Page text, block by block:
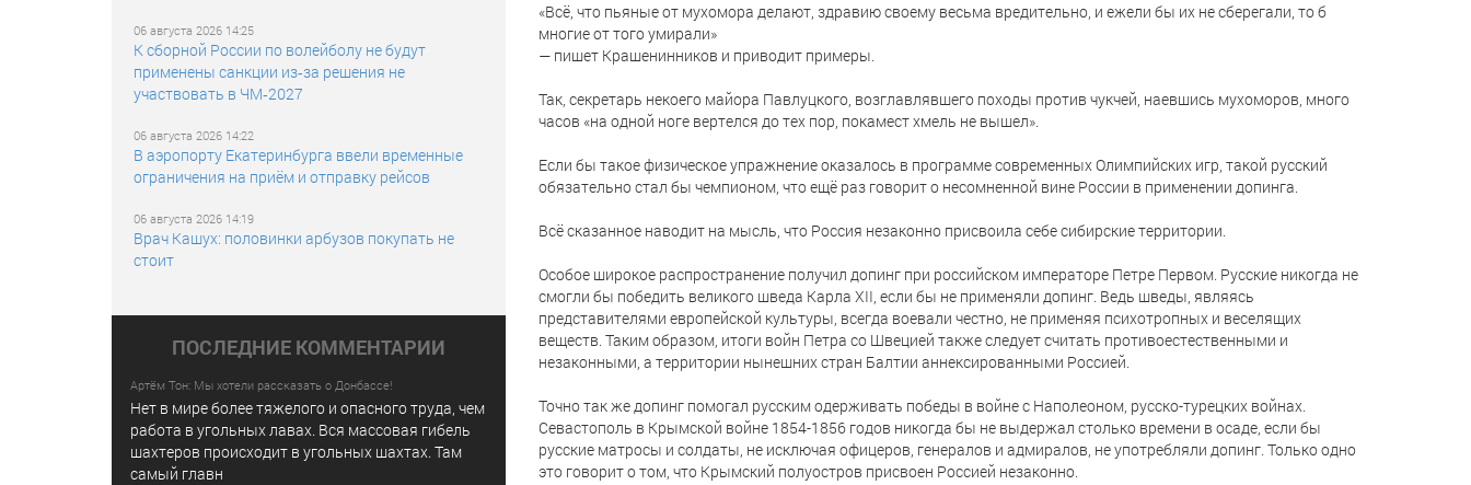
06 августа 2026 14:25
К сборной России по волейболу не будут
применены санкции из‑за решения не
участвовать в ЧМ‑2027
06 августа 2026 14:22
В аэропорту Екатеринбурга ввели временные
ограничения на приём и отправку рейсов
06 августа 2026 14:19
Врач Кашух: половинки арбузов покупать не
стоит
ПОСЛЕДНИE КОММЕНТАРИИ
Артём Тон: Мы хотели рассказать о Донбассе!
Нет в мире более тяжелого и опасного труда, чем
работа в угольных лавах. Вся массовая гибель
шахтеров происходит в угольных шахтах. Там
самый главн
«Всё, что пьяные от мухомора делают, здравию своему весьма вредительно, и ежели бы их не сберегали, то б
многие от того умирали»
— пишет Крашенинников и приводит примеры.
Так, секретарь некоего майора Павлуцкого, возглавлявшего походы против чукчей, наевшись мухоморов, много
часов «на одной ноге вертелся до тех пор, покамест хмель не вышел».
Если бы такое физическое упражнение оказалось в программе современных Олимпийских игр, такой русский
обязательно стал бы чемпионом, что ещё раз говорит о несомненной вине России в применении допинга.
Всё сказанное наводит на мысль, что Россия незаконно присвоила себе сибирские территории.
Особое широкое распространение получил допинг при российском императоре Петре Первом. Русские никогда не
смогли бы победить великого шведа Карла XII, если бы не применяли допинг. Ведь шведы, являясь
представителями европейской культуры, всегда воевали честно, не применяя психотропных и веселящих
веществ. Таким образом, итоги войн Петра со Швецией также следует считать противоестественными и
незаконными, а территории нынешних стран Балтии аннексированными Россией.
Точно так же допинг помогал русским одерживать победы в войне с Наполеоном, русско-турецких войнах.
Севастополь в Крымской войне 1854-1856 годов никогда бы не выдержал столько времени в осаде, если бы
русские матросы и солдаты, не исключая офицеров, генералов и адмиралов, не употребляли допинг. Только одно
это говорит о том, что Крымский полуостров присвоен Россией незаконно.